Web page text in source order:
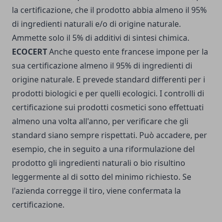
la certificazione, che il prodotto abbia almeno il 95%
di ingredienti naturali e/o di origine naturale.
Ammette solo il 5% di additivi di sintesi chimica.
ECOCERTAnche questo ente francese impone per la
sua certificazione almeno il 95% di ingredienti di
origine naturale. E prevede standard differenti per i
prodotti biologici e per quelli ecologici. I controlli di
certificazione sui prodotti cosmetici sono effettuati
almeno una volta all'anno, per verificare che gli
standard siano sempre rispettati. Può accadere, per
esempio, che in seguito a una riformulazione del
prodotto gli ingredienti naturali o bio risultino
leggermente al di sotto del minimo richiesto. Se
l'azienda corregge il tiro, viene confermata la
certificazione.